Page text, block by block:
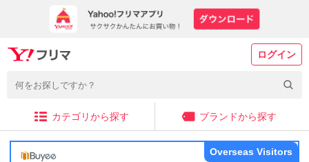
ログイン
カテゴリから探す ブランドから探す
Overseas Visitors